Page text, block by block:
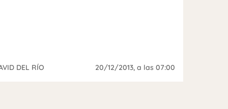
DEL RÍO 20/12/2013, a las 07:00